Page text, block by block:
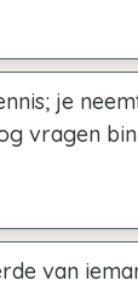
je
vragen
van